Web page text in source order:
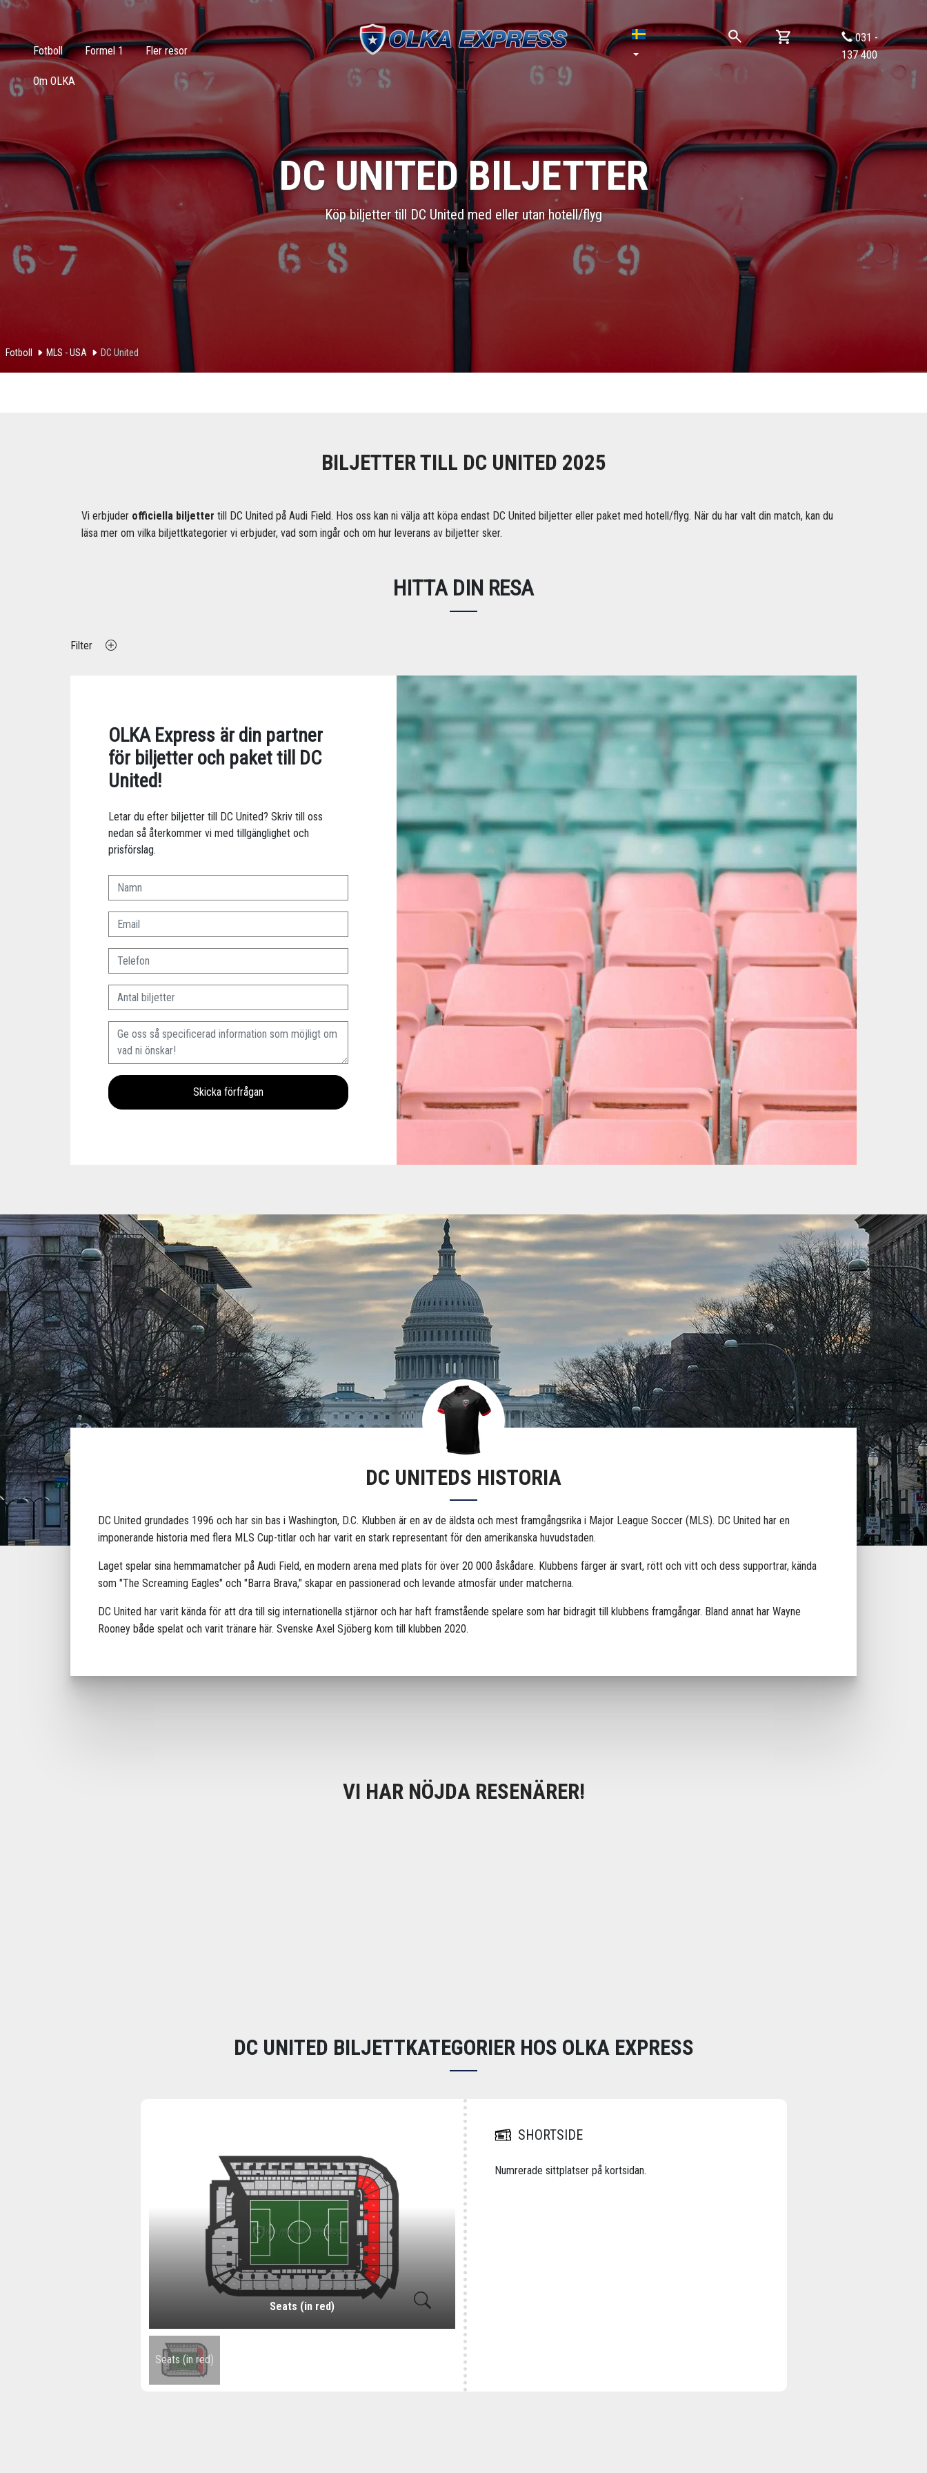
031 -
137 400
Fotboll Formel 1 Fler resor
Om OLKA
DC UNITED BILJETTER
Köp biljetter till DC United med eller utan hotell/flyg
Fotboll MLS - USA DC United
BILJETTER TILL DC UNITED 2025
Vi erbjuder officiella biljetter till DC United på Audi Field. Hos oss kan ni välja att köpa endast DC United biljetter eller paket med hotell/flyg. När du har valt din match, kan du
läsa mer om vilka biljettkategorier vi erbjuder, vad som ingår och om hur leverans av biljetter sker.
DC UNITEDS HISTORIA
DC United grundades 1996 och har sin bas i Washington, D.C. Klubben är en av de äldsta och mest framgångsrika i Major League Soccer (MLS). DC United har en
imponerande historia med flera MLS Cup-titlar och har varit en stark representant för den amerikanska huvudstaden.
Laget spelar sina hemmamatcher på Audi Field, en modern arena med plats för över 20 000 åskådare. Klubbens färger är svart, rött och vitt och dess supportrar, kända
som "The Screaming Eagles" och "Barra Brava," skapar en passionerad och levande atmosfär under matcherna.
DC United har varit kända för att dra till sig internationella stjärnor och har haft framstående spelare som har bidragit till klubbens framgångar. Bland annat har Wayne
Rooney både spelat och varit tränare här. Svenske Axel Sjöberg kom till klubben 2020.
VI HAR NÖJDA RESENÄRER!